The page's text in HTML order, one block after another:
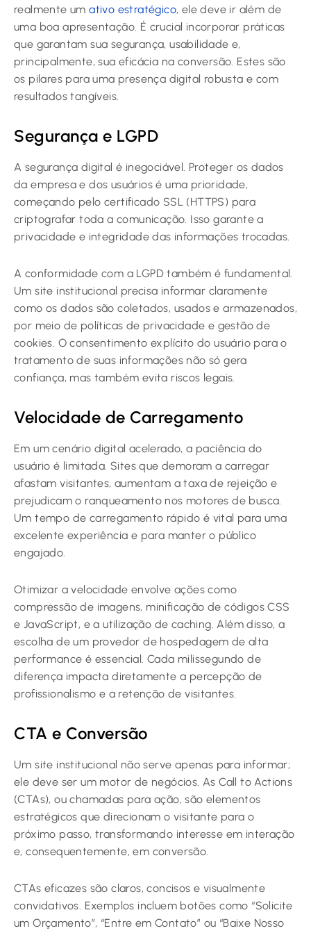
realmente umativo estratégico, ele deve ir além de
uma boa apresentação. É crucial incorporar práticas
que garantam sua segurança, usabilidade e,
principalmente, sua eficácia na conversão. Estes são
os pilares para uma presença digital robusta e com
resultados tangíveis.
Segurança e LGPD
A segurança digital é inegociável. Proteger os dados
da empresa e dos usuários é uma prioridade,
começando pelo certificado SSL (HTTPS) para
criptografar toda a comunicação. Isso garante a
privacidade e integridade das informações trocadas.
A conformidade com a LGPD também é fundamental.
Um site institucional precisa informar claramente
como os dados são coletados, usados e armazenados,
por meio de políticas de privacidade e gestão de
cookies. O consentimento explícito do usuário para o
tratamento de suas informações não só gera
confiança, mas também evita riscos legais.
Velocidade de Carregamento
Em um cenário digital acelerado, a paciência do
usuário é limitada. Sites que demoram a carregar
afastam visitantes, aumentam a taxa de rejeição e
prejudicam o ranqueamento nos motores de busca.
Um tempo de carregamento rápido é vital para uma
excelente experiência e para manter o público
engajado.
Otimizar a velocidade envolve ações como
compressão de imagens, minificação de códigos CSS
e JavaScript, e a utilização de caching. Além disso, a
escolha de um provedor de hospedagem de alta
performance é essencial. Cada milissegundo de
diferença impacta diretamente a percepção de
profissionalismo e a retenção de visitantes.
CTA e Conversão
Um site institucional não serve apenas para informar;
ele deve ser um motor de negócios. As Call to Actions
(CTAs), ou chamadas para ação, são elementos
estratégicos que direcionam o visitante para o
próximo passo, transformando interesse em interação
e, consequentemente, em conversão.
CTAs eficazes são claros, concisos e visualmente
convidativos. Exemplos incluem botões como “Solicite
um Orçamento”, “Entre em Contato” ou “Baixe Nosso